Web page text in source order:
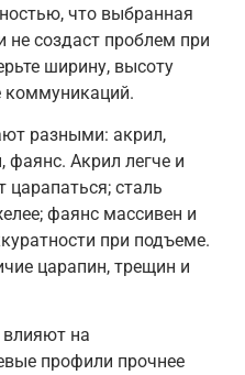
что выбранная
не создаст проблем при
ширину, высоту
коммуникаций.
разными: акрил,
Акрил легче и
царапаться; сталь
фаянс массивен и
при подъеме.
царапин, трещин и
влияют на
профили прочнее